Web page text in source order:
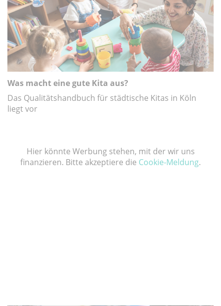
Was macht eine gute Kita aus?
Das Qualitätshandbuch für städtische Kitas in Köln
liegt vor
Hier könnte Werbung stehen, mit der wir uns
finanzieren. Bitte akzeptiere die Cookie-Meldung.